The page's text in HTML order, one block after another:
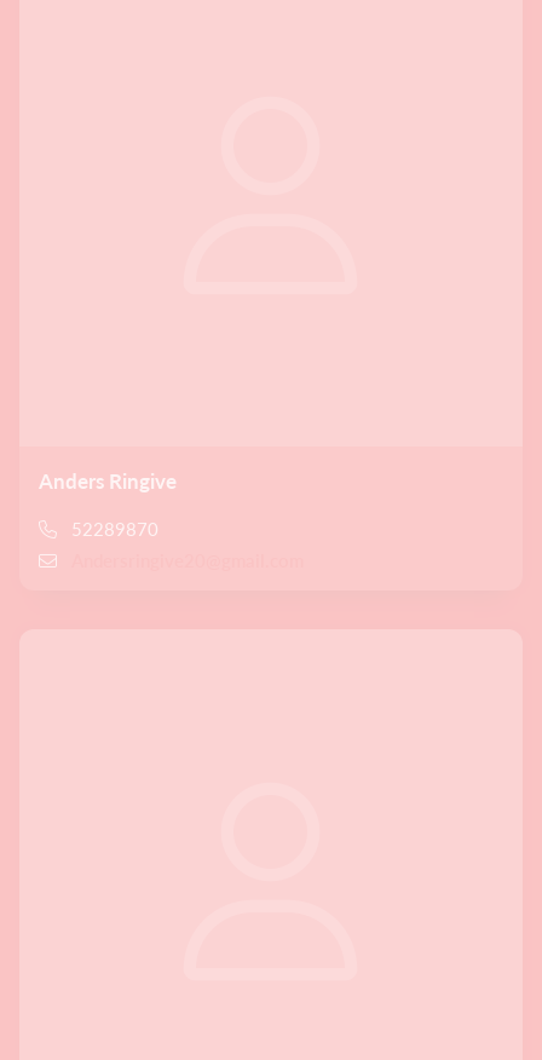
Anders Ringive
52289870